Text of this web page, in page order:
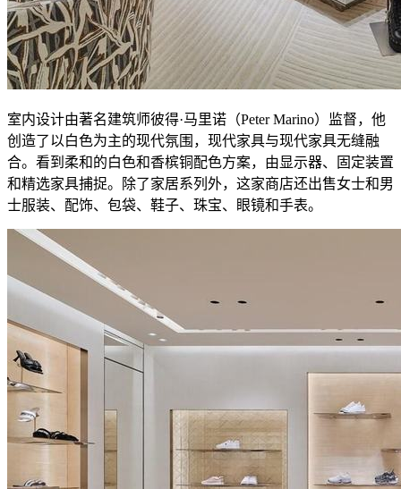
室内设计由著名建筑师彼得·马里诺（Peter Marino）监督，他
创造了以白色为主的现代氛围，现代家具与现代家具无缝融
合。看到柔和的白色和香槟铜配色方案，由显示器、固定装置
和精选家具捕捉。除了家居系列外，这家商店还出售女士和男
士服装、配饰、包袋、鞋子、珠宝、眼镜和手表。